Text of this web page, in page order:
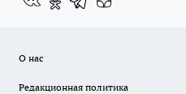
О нас
Редакционная политика